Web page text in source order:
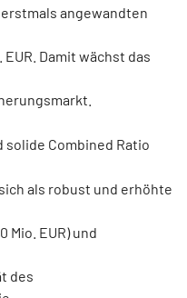
angewandten
EUR. Damit wächst das
Combined Ratio
als robust und erhöhte
Mio. EUR) und
des